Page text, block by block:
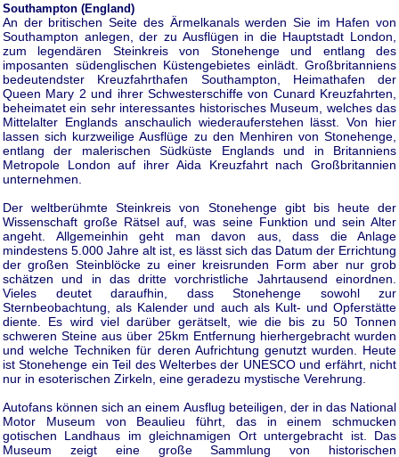
Southampton (England)
An der britischen Seite des Ärmelkanals werden Sie im Hafen von
Southampton anlegen, der zu Ausflügen in die Hauptstadt London,
zum legendären Steinkreis von Stonehenge und entlang des
imposanten südenglischen Küstengebietes einlädt. Großbritanniens
bedeutendster Kreuzfahrthafen Southampton, Heimathafen der
Queen Mary 2 und ihrer Schwesterschiffe von Cunard Kreuzfahrten,
beheimatet ein sehr interessantes historisches Museum, welches das
Mittelalter Englands anschaulich wiederauferstehen lässt. Von hier
lassen sich kurzweilige Ausflüge zu den Menhiren von Stonehenge,
entlang der malerischen Südküste Englands und in Britanniens
Metropole London auf ihrer Aida Kreuzfahrt nach Großbritannien
unternehmen.
Der weltberühmte Steinkreis von Stonehenge gibt bis heute der
Wissenschaft große Rätsel auf, was seine Funktion und sein Alter
angeht. Allgemeinhin geht man davon aus, dass die Anlage
mindestens 5.000 Jahre alt ist, es lässt sich das Datum der Errichtung
der großen Steinblöcke zu einer kreisrunden Form aber nur grob
schätzen und in das dritte vorchristliche Jahrtausend einordnen.
Vieles deutet daraufhin, dass Stonehenge sowohl zur
Sternbeobachtung, als Kalender und auch als Kult- und Opferstätte
diente. Es wird viel darüber gerätselt, wie die bis zu 50 Tonnen
schweren Steine aus über 25km Entfernung hierhergebracht wurden
und welche Techniken für deren Aufrichtung genutzt wurden. Heute
ist Stonehenge ein Teil des Welterbes der UNESCO und erfährt, nicht
nur in esoterischen Zirkeln, eine geradezu mystische Verehrung.
Autofans können sich an einem Ausflug beteiligen, der in das National
Motor Museum von Beaulieu führt, das in einem schmucken
gotischen Landhaus im gleichnamigen Ort untergebracht ist. Das
Museum zeigt eine große Sammlung von historischen